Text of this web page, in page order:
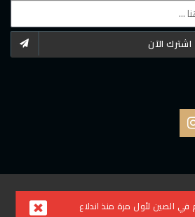
في الصين لأول مرة منذ اندلاع
اشترك الآن
محفوظة لموقع البوصلة